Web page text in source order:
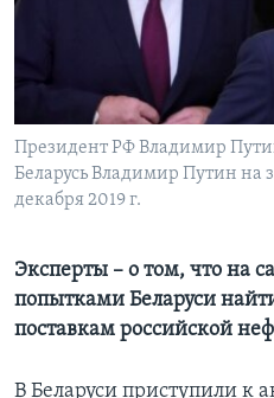
Learning English
СОЦИАЛЬНЫЕ СЕТИ
Языки
Президент РФ Владимир
Беларусь Владимир Путин на
декабря 2019 г.
Эксперты – о том, что на
попытками Беларуси
поставкам российской
В Беларуси приступили к